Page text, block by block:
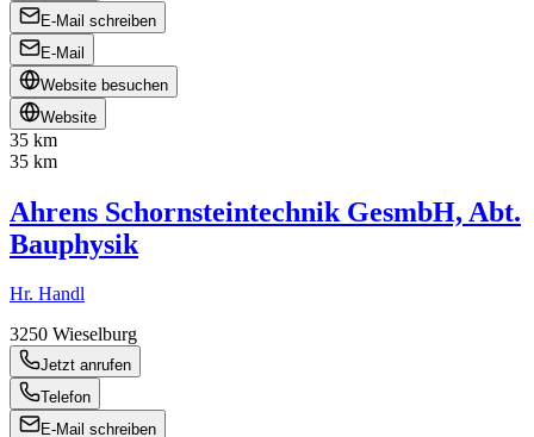
E-Mail schreiben
E-Mail
Website besuchen
Website
35 km
35 km
Ahrens Schornsteintechnik GesmbH, Abt.
Bauphysik
Hr. Handl
3250 Wieselburg
Jetzt anrufen
Telefon
E-Mail schreiben